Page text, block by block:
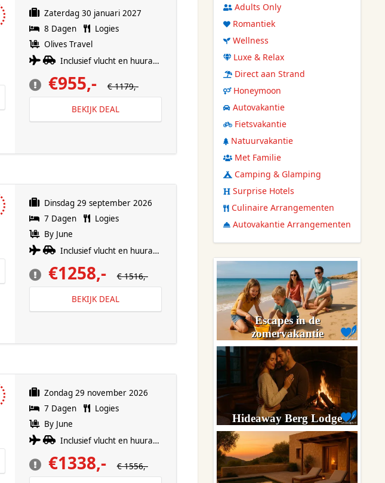
Zaterdag 30 januari 2027
8 Dagen
Logies
Olives Travel
Inclusief vlucht en huurauto
€955,- € 1179,-
BEKIJK DEAL
Dinsdag 29 september 2026
7 Dagen
Logies
By June
Inclusief vlucht en huurauto
€1258,- € 1516,-
BEKIJK DEAL
Zondag 29 november 2026
7 Dagen
Logies
By June
Inclusief vlucht en huurauto
€1338,- € 1556,-
Adults Only
Romantiek
Wellness
Luxe & Relax
Direct aan Strand
Honeymoon
Autovakantie
Fietsvakantie
Natuurvakantie
Met Familie
Camping & Glamping
Surprise Hotels
Culinaire Arrangementen
Autovakantie Arrangementen
Escapes in de
zomervakantie
Hideaway Berg Lodge